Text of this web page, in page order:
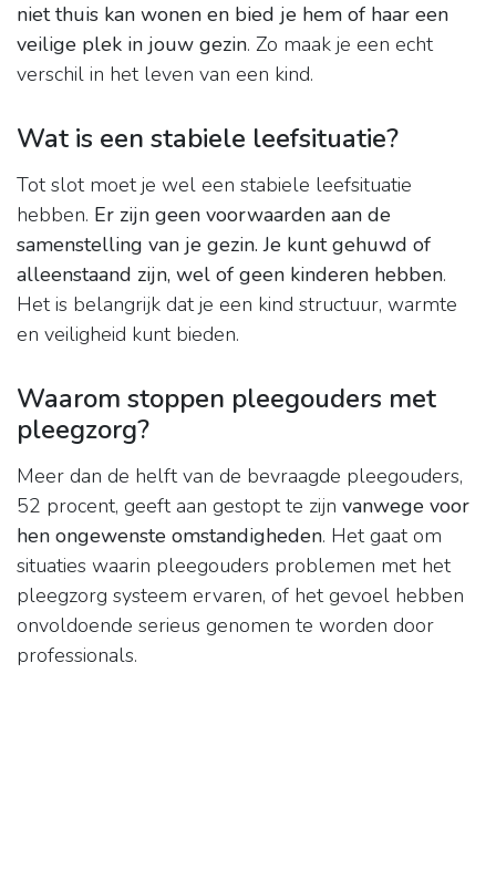
niet thuis kan wonen en bied je hem of haar een
veilige plek in jouw gezin. Zo maak je een echt
verschil in het leven van een kind.
Wat is een stabiele leefsituatie?
Tot slot moet je wel een stabiele leefsituatie
hebben. Er zijn geen voorwaarden aan de
samenstelling van je gezin. Je kunt gehuwd of
alleenstaand zijn, wel of geen kinderen hebben.
Het is belangrijk dat je een kind structuur, warmte
en veiligheid kunt bieden.
Waarom stoppen pleegouders met
pleegzorg?
Meer dan de helft van de bevraagde pleegouders,
52 procent, geeft aan gestopt te zijn vanwege voor
hen ongewenste omstandigheden. Het gaat om
situaties waarin pleegouders problemen met het
pleegzorg systeem ervaren, of het gevoel hebben
onvoldoende serieus genomen te worden door
professionals.